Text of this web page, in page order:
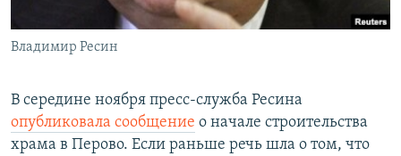
Владимир Ресин
В середине ноября пресс-служба Ресина
опубликовала сообщение о начале строительства
храма в Перово. Если раньше речь шла о том, что